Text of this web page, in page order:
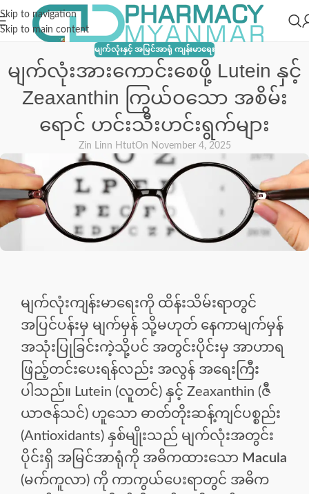
Skip to navigation
Skip to main content
မျက်လုံးနှင့် အမြင်အာရုံ ကျန်းမာရေး
မျက်လုံးအားကောင်းစေဖို့ Lutein နှင့်
Zeaxanthin ကြွယ်ဝသော အစိမ်း
ရောင် ဟင်းသီးဟင်းရွက်များ
Zin Linn HtutOn November 4, 2025
မျက်လုံးကျန်းမာရေးကို ထိန်းသိမ်းရာတွင်
အပြင်ပန်းမှ မျက်မှန် သို့မဟုတ် နေကာမျက်မှန်
အသုံးပြုခြင်းကဲ့သို့ပင် အတွင်းပိုင်းမှ အာဟာရ
ဖြည့်တင်းပေးရန်လည်း အလွန် အရေးကြီး
ပါသည်။ Lutein (လူတင်) နှင့် Zeaxanthin (ဇီ
ယာဇန်သင်) ဟူသော ဓာတ်တိုးဆန့်ကျင်ပစ္စည်း
(Antioxidants) နှစ်မျိုးသည် မျက်လုံးအတွင်း
ပိုင်းရှိ အမြင်အာရုံကို အဓိကထားသော Macula
(မက်ကူလာ) ကို ကာကွယ်ပေးရာတွင် အဓိက